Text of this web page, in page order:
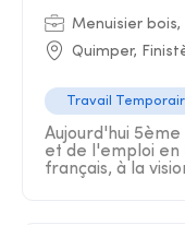
Menuisier bois,
Quimper,
Travail
Aujourd'hui
et de l'emploi en
français, à la